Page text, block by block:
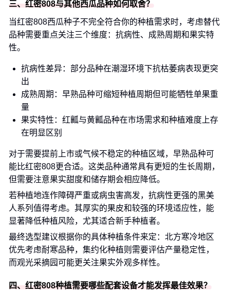
三、红密808与其他西瓜品种如何取舍？
当红密808西瓜种子不完全符合你的种植需求时，考虑替代
品种需要重点关注三个维度：抗病性、成熟周期和果实特
性。
抗病性差异：部分品种在潮湿环境下抗枯萎病表现更突
出
成熟周期：早熟品种可缩短种植周期但可能牺牲单果重
量
果实特性：红瓤与黄瓤品种在市场需求和种植难度上存
在明显区别
对于需要提前上市或气候不稳定的种植区域，早熟品种可
能比红密808更合适。这类品种通常具有更短的生长周期，
但需要注意果实甜度和储存期会相应降低。
若种植地连作障碍严重或病虫害高发，抗病性更强的黑美
人系列值得考虑。其厚实的果皮和较强的环境适应性，能
显著降低种植风险，尤其适合新手种植者。
最终选型建议根据你的具体种植条件来定：北方寒冷地区
优先考虑耐寒品种，集约化种植则需要评估产量稳定性，
而观光采摘园可能更关注果实外观多样性。
四、红密808种植需要哪些配套设备才能发挥最佳效果？